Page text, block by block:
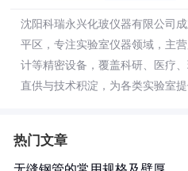
沈阳科瑞永兴化玻仪器有限公司
平区，专注实验室仪器领域，主
计等精密设备，覆盖科研、医疗
直供与技术积淀，为各类实验室提
热门文章